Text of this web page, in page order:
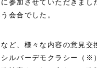
参加させていただきま
会合でした。
ど、様々な内容の意見
ルバーデモクラシー（※